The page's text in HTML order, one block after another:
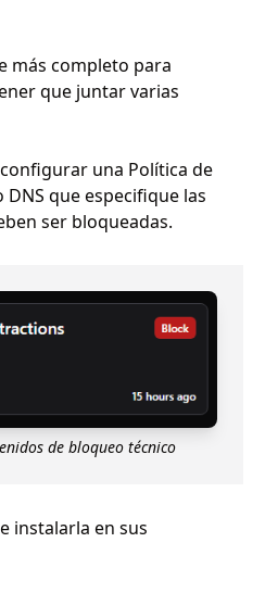
más completo para
que juntar varias
una Política de
que especifique las
ser bloqueadas.
de bloqueo técnico
instalarla en sus